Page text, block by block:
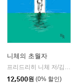
| 현대지성
니체의 초월자
12,500원 (0% 할인)